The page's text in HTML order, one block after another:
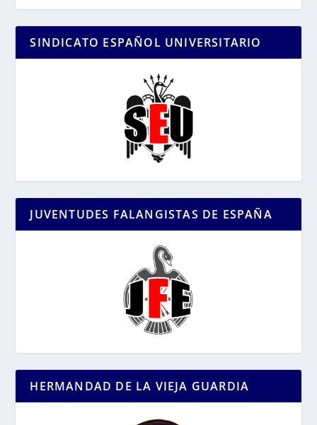
SINDICATO ESPAÑOL UNIVERSITARIO
JUVENTUDES FALANGISTAS DE ESPAÑA
HERMANDAD DE LA VIEJA GUARDIA